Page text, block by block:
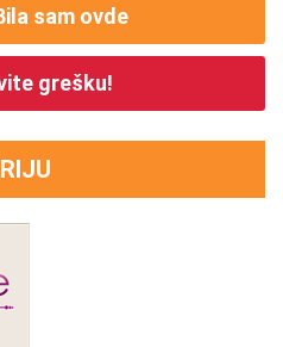
sam ovde
grešku!